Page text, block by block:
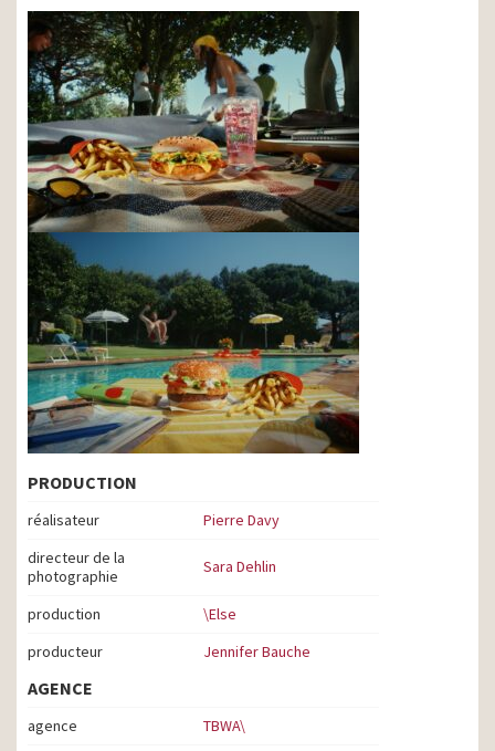
PRODUCTION
réalisateur
Pierre Davy
directeur de la
photographie
Sara Dehlin
production
\Else
producteur
Jennifer Bauche
AGENCE
agence
TBWA\